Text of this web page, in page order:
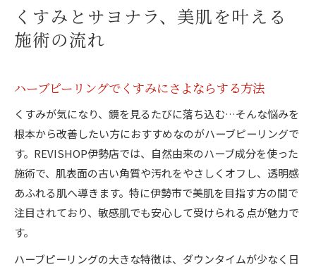
くすみとサヨナラ、美肌を叶える
施術の流れ
ハーブピーリングでくすみにさよならする方法
くすみが気になり、鏡を見るたびに落ち込む…そんな悩みを
根本から改善したい方におすすめなのがハーブピーリングで
す。REVISHOP伊勢店では、自然由来のハーブ成分を使った
施術で、肌表面の古い角質や汚れをやさしくオフし、透明感
あふれる肌へ導きます。特に伊勢市で美肌を目指す方の間で
注目されており、敏感肌でも安心して受けられる点が魅力で
す。
ハーブピーリングの大きな特徴は、ダウンタイムが少なく日